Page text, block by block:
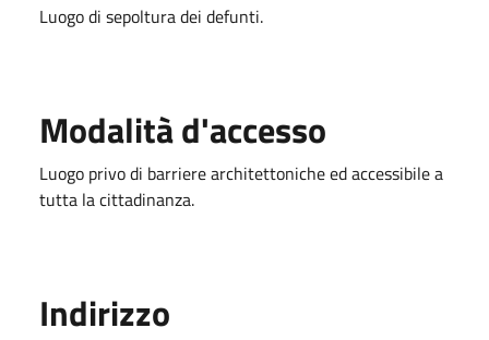
Luogo di sepoltura dei defunti.
Modalità d'accesso
Luogo privo di barriere architettoniche ed accessibile a
tutta la cittadinanza.
Indirizzo